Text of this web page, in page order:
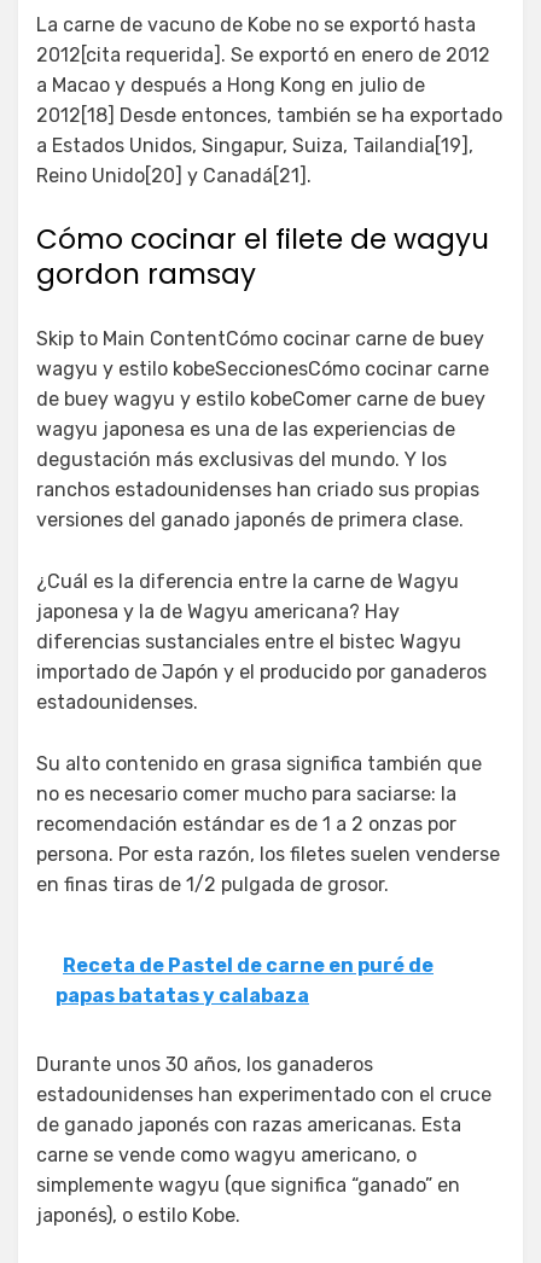
La carne de vacuno de Kobe no se exportó hasta
2012[cita requerida]. Se exportó en enero de 2012
a Macao y después a Hong Kong en julio de
2012[18] Desde entonces, también se ha exportado
a Estados Unidos, Singapur, Suiza, Tailandia[19],
Reino Unido[20] y Canadá[21].
Cómo cocinar el filete de wagyu
gordon ramsay
Skip to Main ContentCómo cocinar carne de buey
wagyu y estilo kobeSeccionesCómo cocinar carne
de buey wagyu y estilo kobeComer carne de buey
wagyu japonesa es una de las experiencias de
degustación más exclusivas del mundo. Y los
ranchos estadounidenses han criado sus propias
versiones del ganado japonés de primera clase.
¿Cuál es la diferencia entre la carne de Wagyu
japonesa y la de Wagyu americana? Hay
diferencias sustanciales entre el bistec Wagyu
importado de Japón y el producido por ganaderos
estadounidenses.
Su alto contenido en grasa significa también que
no es necesario comer mucho para saciarse: la
recomendación estándar es de 1 a 2 onzas por
persona. Por esta razón, los filetes suelen venderse
en finas tiras de 1/2 pulgada de grosor.
Receta de Pastel de carne en puré de
papas batatas y calabaza
Durante unos 30 años, los ganaderos
estadounidenses han experimentado con el cruce
de ganado japonés con razas americanas. Esta
carne se vende como wagyu americano, o
simplemente wagyu (que significa “ganado” en
japonés), o estilo Kobe.